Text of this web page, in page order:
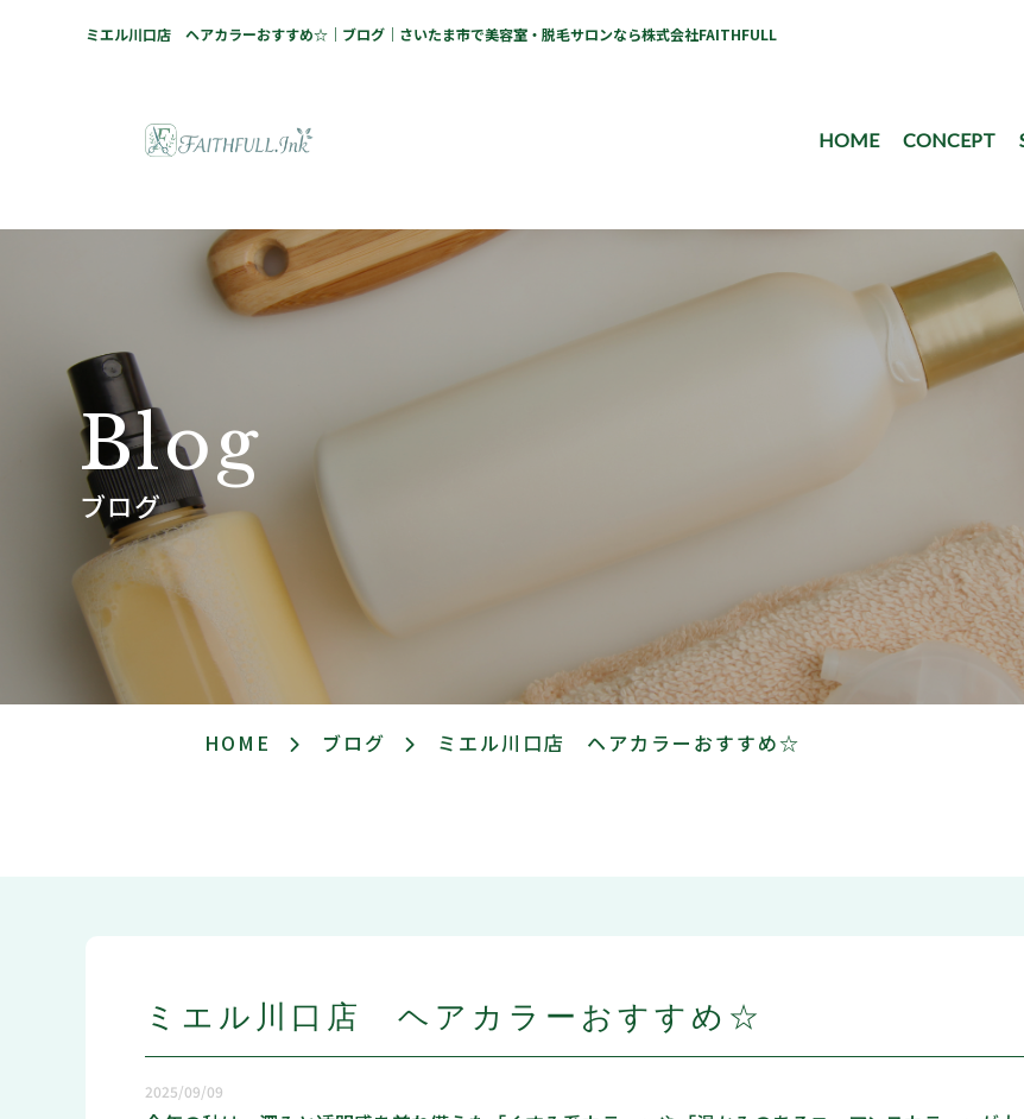
ミエル川口店 ヘアカラーおすすめ☆｜ブログ｜さいたま市で美容室・脱毛サロンなら株式会社FAITHFULL
HOME CONCEPT
Blog
ブログ
HOME ブログ ミエル川口店 ヘアカラーおすすめ☆
ミエル川口店 ヘアカラーおすすめ☆
2025/09/09